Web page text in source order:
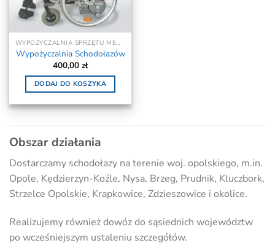
WYPOŻYCZALNIA SPRZĘTU MEDYCZNEGO I REHABILITACYJNEGO - WYNAJEM
Wypożyczalnia Schodołazów
400,00 zł
DODAJ DO KOSZYKA
Obszar działania
Dostarczamy schodołazy na terenie woj. opolskiego, m.in.
Opole, Kędzierzyn-Koźle, Nysa, Brzeg, Prudnik, Kluczbork,
Strzelce Opolskie, Krapkowice, Zdzieszowice i okolice.
Realizujemy również dowóz do sąsiednich województw
po wcześniejszym ustaleniu szczegółów.